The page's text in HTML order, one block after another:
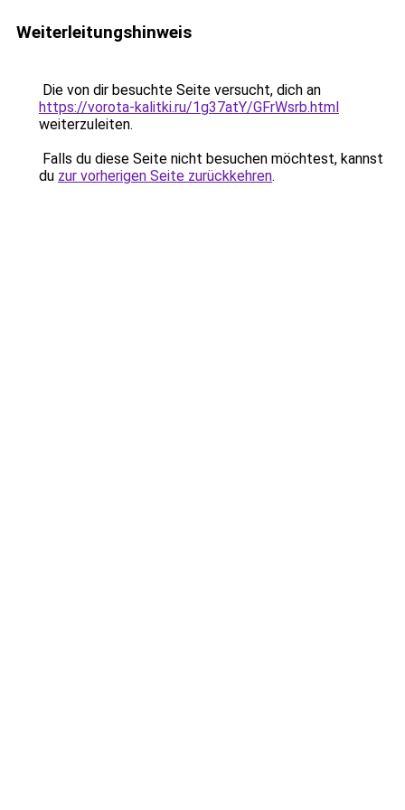
Weiterleitungshinweis
Die von dir besuchte Seite versucht, dich an
https://vorota-kalitki.ru/1g37atY/GFrWsrb.html
weiterzuleiten.
Falls du diese Seite nicht besuchen möchtest, kannst
du zur vorherigen Seite zurückkehren.